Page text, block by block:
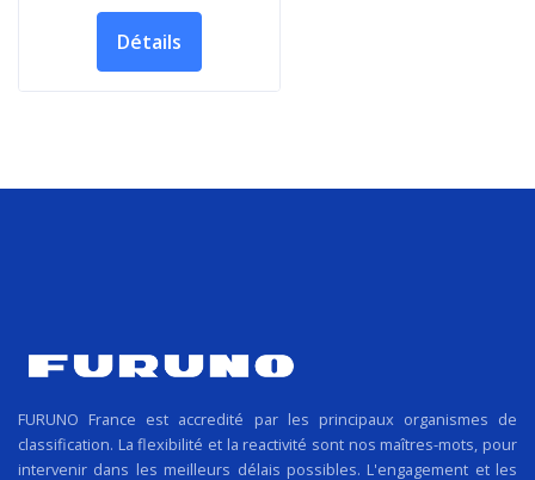
Détails
FURUNO France est accredité par les principaux organismes de
classification. La flexibilité et la reactivité sont nos maîtres-mots, pour
intervenir dans les meilleurs délais possibles. L'engagement et les